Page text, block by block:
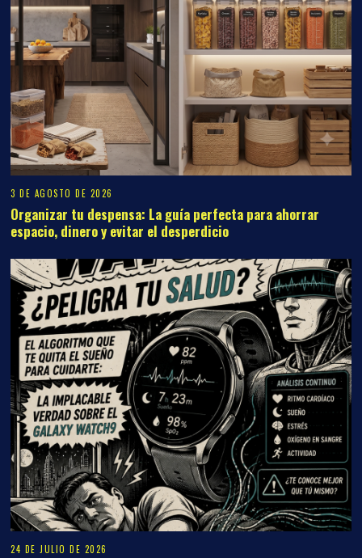
3 DE AGOSTO DE 2026
Organizar tu despensa: La guía perfecta para ahorrar
espacio, dinero y evitar el desperdicio
24 DE JULIO DE 2026